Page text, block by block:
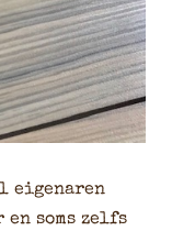
eigenaren
soms zelfs